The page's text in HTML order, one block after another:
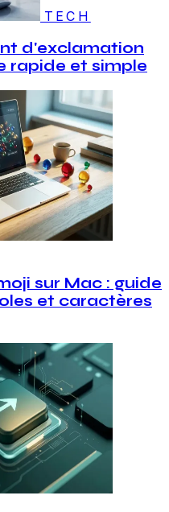
TECH
d'exclamation
rapide et simple
sur Mac : guide
et caractères